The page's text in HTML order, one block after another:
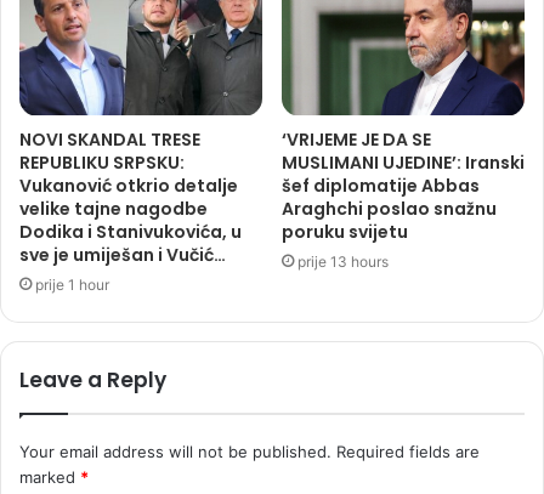
NOVI SKANDAL TRESE
REPUBLIKU SRPSKU:
Vukanović otkrio detalje
velike tajne nagodbe
Dodika i Stanivukovića, u
sve je umiješan i Vučić…
prije 1 hour
‘VRIJEME JE DA SE
MUSLIMANI UJEDINE’: Iranski
šef diplomatije Abbas
Araghchi poslao snažnu
poruku svijetu
prije 13 hours
Leave a Reply
Your email address will not be published. Required fields are
marked *